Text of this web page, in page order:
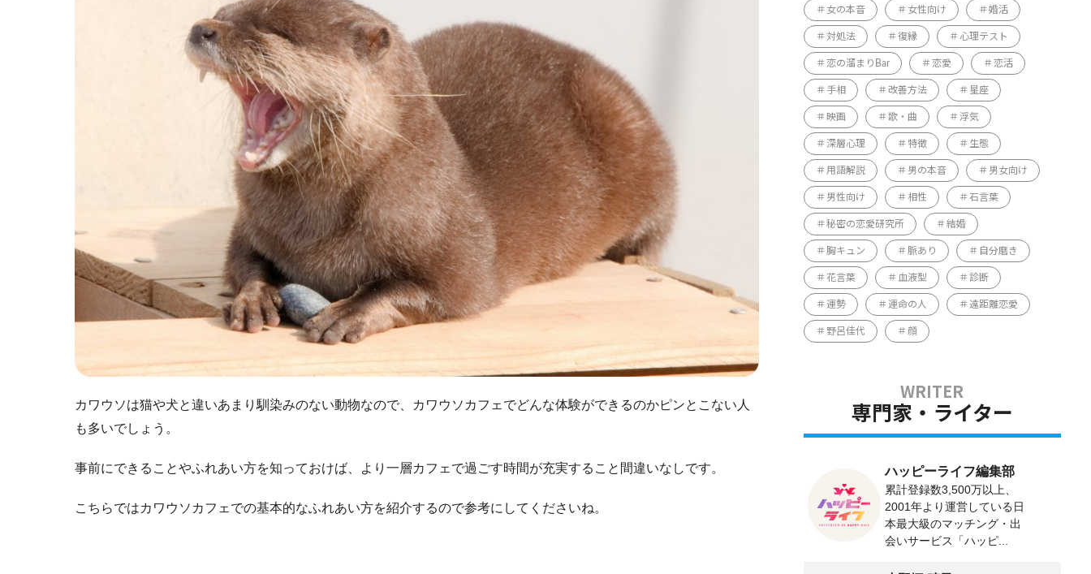
カワウソは猫や犬と違いあまり馴染みのない動物なので、カワウソカフェでどんな体験ができるのかピンとこない人
も多いでしょう。
事前にできることやふれあい方を知っておけば、より一層カフェで過ごす時間が充実すること間違いなしです。
こちらではカワウソカフェでの基本的なふれあい方を紹介するので参考にしてくださいね。
女の本音 女性向け 婚活
対処法 復縁 心理テスト
恋の溜まりBar 恋愛 恋活
手相 改善方法 星座
映画 歌・曲 浮気
深層心理 特徴 生態
用語解説 男の本音 男女向け
男性向け 相性 石言葉
秘密の恋愛研究所 結婚
胸キュン 脈あり 自分磨き
花言葉 血液型 診断
運勢 運命の人 遠距離恋愛
野呂佳代 顔
専門家・ライター
ハッピーライフ編集部
累計登録数3,500万以上、
2001年より運営している日
本最大級のマッチング・出
会いサービス「ハッピ...